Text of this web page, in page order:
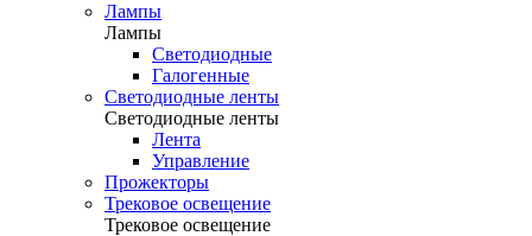
Лампы
Лампы
Светодиодные
Галогенные
Светодиодные ленты
Светодиодные ленты
Лента
Управление
Прожекторы
Трековое освещение
Трековое освещение